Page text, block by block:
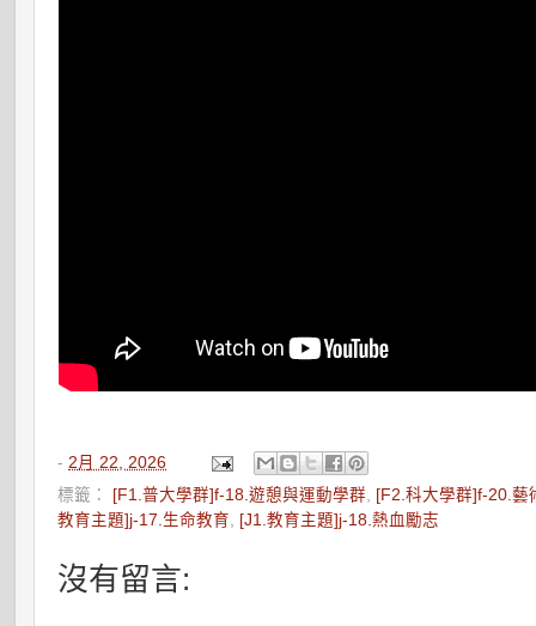
- 2月 22, 2026
標籤： [F1.普大學群]f-18.遊憩與運動學群, [F2.科大學群]f-20.藝
教育主題]j-17.生命教育, [J1.教育主題]j-18.熱血勵志
沒有留言: